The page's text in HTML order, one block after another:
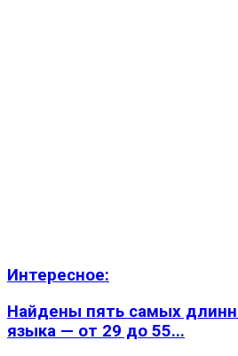
Интересное:
Найдены пять самых
языка — от 29 до 55...